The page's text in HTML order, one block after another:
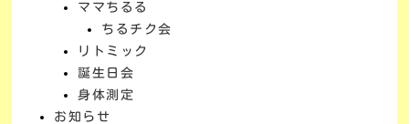
ママちるる
ちるチク会
リトミック
誕生日会
身体測定
お知らせ